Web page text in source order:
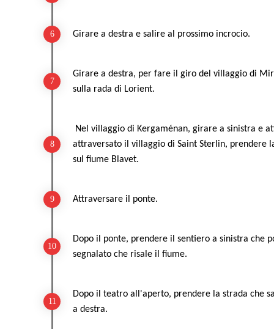
Girare a destra e salire al prossimo incrocio.
Girare a destra, per fare il giro del villaggio di
sulla rada di Lorient.
Nel villaggio di Kergaménan, girare a sinistra e
attraversato il villaggio di Saint Sterlin, prendere
sul fiume Blavet.
Attraversare il ponte.
Dopo il ponte, prendere il sentiero a sinistra che
segnalato che risale il fiume.
Dopo il teatro all'aperto, prendere la strada che
a destra.